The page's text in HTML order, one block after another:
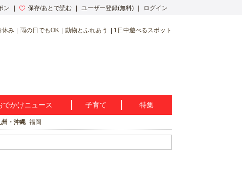
ン 保存/あとで読む ユーザー登録(無料) ログイン
休み 雨の日でもOK 動物とふれあう 1日中遊べるスポット
でかけニュース 子育て 特集
州・沖縄 福岡